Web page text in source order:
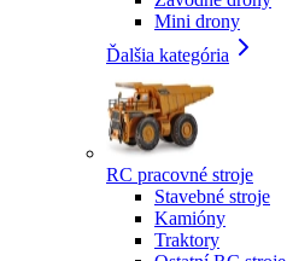
Mini drony
Ďalšia kategória
RC pracovné stroje
Stavebné stroje
Kamióny
Traktory